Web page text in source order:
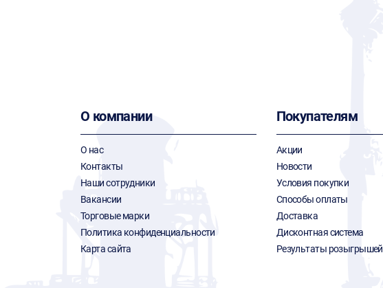
О компании
О нас
Контакты
Наши сотрудники
Вакансии
Торговые марки
Политика конфиденциальности
Карта сайта
Покупателям
Акции
Новости
Условия покупки
Способы оплаты
Доставка
Дисконтная система
Результаты розыгрышей